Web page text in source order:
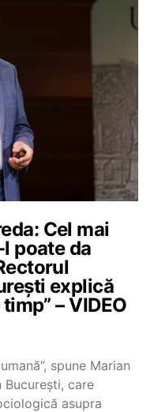
Cel mai
poate da
explică
– VIDEO
spune Marian
care
asupra